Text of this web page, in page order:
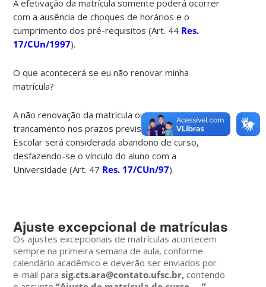
A efetivação da matrícula somente poderá ocorrer
com a ausência de choques de horários e o
cumprimento dos pré-requisitos (Art. 44 Res.
17/CUn/1997).
O que acontecerá se eu não renovar minha
matrícula?
A não renovação da matrícula ou de seu
trancamento nos prazos previstos no Calendário
Escolar será considerada abandono de curso,
desfazendo-se o vínculo do aluno com a
Universidade (Art. 47 Res. 17/CUn/97).
Ajuste excepcional de matrículas
Os ajustes excepcionais de matrículas acontecem
sempre na primeira semana de aula, conforme
calendário acadêmico e deverão ser enviados por
e-mail parasig.cts.ara@contato.ufsc.br,contendo